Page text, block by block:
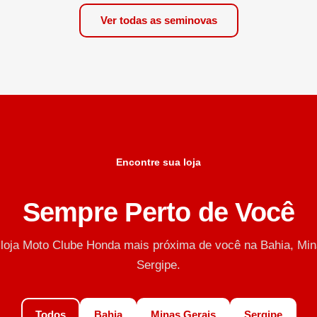
Ver todas as seminovas
Encontre sua loja
Sempre Perto de Você
Moto Clube Honda mais próxima de você na Bahia,
Sergipe.
Todos Bahia Minas Gerais Sergipe